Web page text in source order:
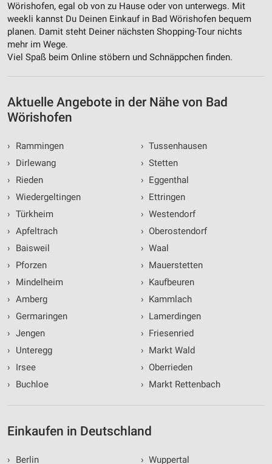
Wörishofen, egal ob von zu Hause oder von unterwegs. Mit
weekli kannst Du Deinen Einkauf in Bad Wörishofen bequem
planen. Damit steht Deiner nächsten Shopping-Tour nichts
mehr im Wege.
Viel Spaß beim Online stöbern und Schnäppchen finden.
Aktuelle Angebote in der Nähe von Bad
Wörishofen
›
Rammingen
›
Dirlewang
›
Rieden
› Wiedergeltingen
› Türkheim
› Apfeltrach
›
Baisweil
›
Pforzen
›
Mindelheim
› Amberg
›
Germaringen
› Jengen
›
Unteregg
›
Irsee
›
Buchloe
› Tussenhausen
› Stetten
› Eggenthal
› Ettringen
› Westendorf
› Oberostendorf
› Waal
› Mauerstetten
› Kaufbeuren
› Kammlach
› Lamerdingen
› Friesenried
› Markt Wald
› Oberrieden
› Markt Rettenbach
Einkaufen in Deutschland
›
Berlin
› Wuppertal